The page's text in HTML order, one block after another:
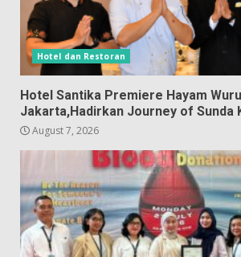
Hotel dan Restoran
Hotel Santika Premiere Hayam
Jakarta,Hadirkan Journey of Sunda
August 7, 2026